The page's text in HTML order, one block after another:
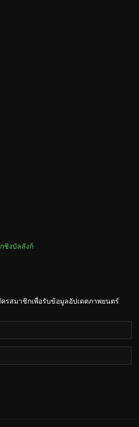
ชิงบัลลังก์
รสมาชิกเพื่อรับข้อมูลอัปเดตภาพยนตร์